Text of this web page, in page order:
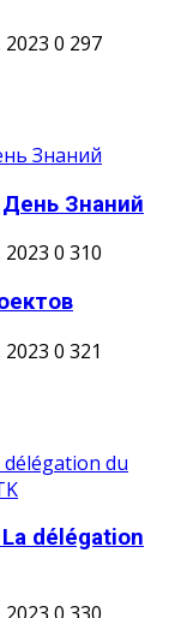
0 297
Знаний
0 310
0 321
délégation